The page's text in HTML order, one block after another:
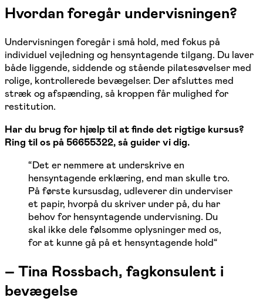
Hvordan foregår undervisningen?
Undervisningen foregår i små hold, med fokus på
individuel vejledning og hensyntagende tilgang. Du laver
både liggende, siddende og stående pilatesøvelser med
rolige, kontrollerede bevægelser. Der afsluttes med
stræk og afspænding, så kroppen får mulighed for
restitution.
Har du brug for hjælp til at finde det rigtige kursus?
Ring til os på 56655322, så guider vi dig.
“Det er nemmere at underskrive en
hensyntagende erklæring, end man skulle tro.
På første kursusdag, udleverer din underviser
et papir, hvorpå du skriver under på, du har
behov for hensyntagende undervisning. Du
skal ikke dele følsomme oplysninger med os,
for at kunne gå på et hensyntagende hold“
– Tina Rossbach, fagkonsulent i
bevægelse